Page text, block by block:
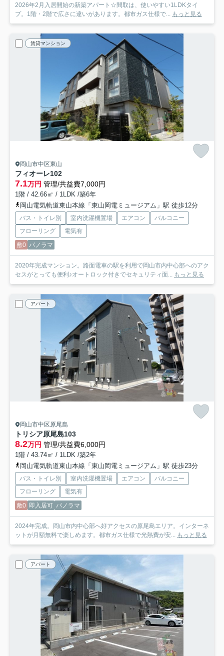
2026年2月入居開始の新築アパート☆間取は、使いやすい1LDKタイ
プ。1階・2階で広さに違いがあります。都市ガス仕様で...
もっと見る
賃貸マンション
岡山市中区東山
フィオーレ102
7.1万円 管理/共益費7,000円
1階 / 42.66㎡ / 1LDK /築6年
岡山電気軌道東山本線「東山岡電ミュージアム」駅 徒歩12分
バス・トイレ別 室内洗濯機置場 エアコン
バルコニー
フローリング
電気有
敷0 パノラマ
2020年完成マンション。路面電車の駅を利用で岡山市内中心部へのアク
セスがとっても便利♪オートロック付きでセキュリティ面...
もっと見る
アパート
岡山市中区原尾島
トリシア原尾島103
8.2万円 管理/共益費6,000円
1階 / 43.74㎡ / 1LDK /築2年
岡山電気軌道東山本線「東山岡電ミュージアム」駅 徒歩23分
バス・トイレ別 室内洗濯機置場 エアコン
バルコニー
フローリング
電気有
敷0 即入居可 パノラマ
2024年完成。岡山市内中心部へ好アクセスの原尾島エリア。インターネ
ットが月額無料で楽しめます。都市ガス仕様で光熱費が安...
もっと見る
アパート